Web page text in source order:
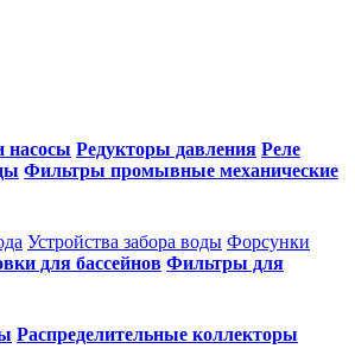
насосы Редукторы давления Реле
Фильтры промывные механические
Устройства забора воды Форсунки
для бассейнов Фильтры для
Распределительные коллекторы